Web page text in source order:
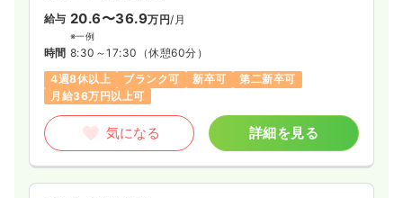
給与 20.6〜36.9万円/月
※一例
時間 8:30～17:30 （休憩60分）
4週8休以上
ブランク可 新卒可
第二新卒可
月給36万円以上可
気になる 詳細を見る